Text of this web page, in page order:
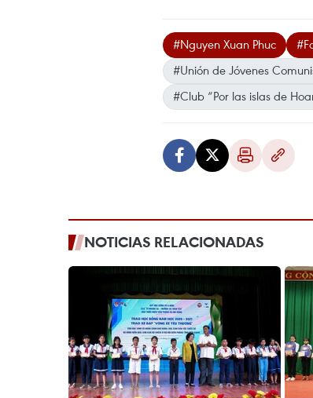
#Nguyen Xuan Phuc
#Unión de Jóvenes
#Club “Por las islas de
NOTICIAS RELACIONADAS